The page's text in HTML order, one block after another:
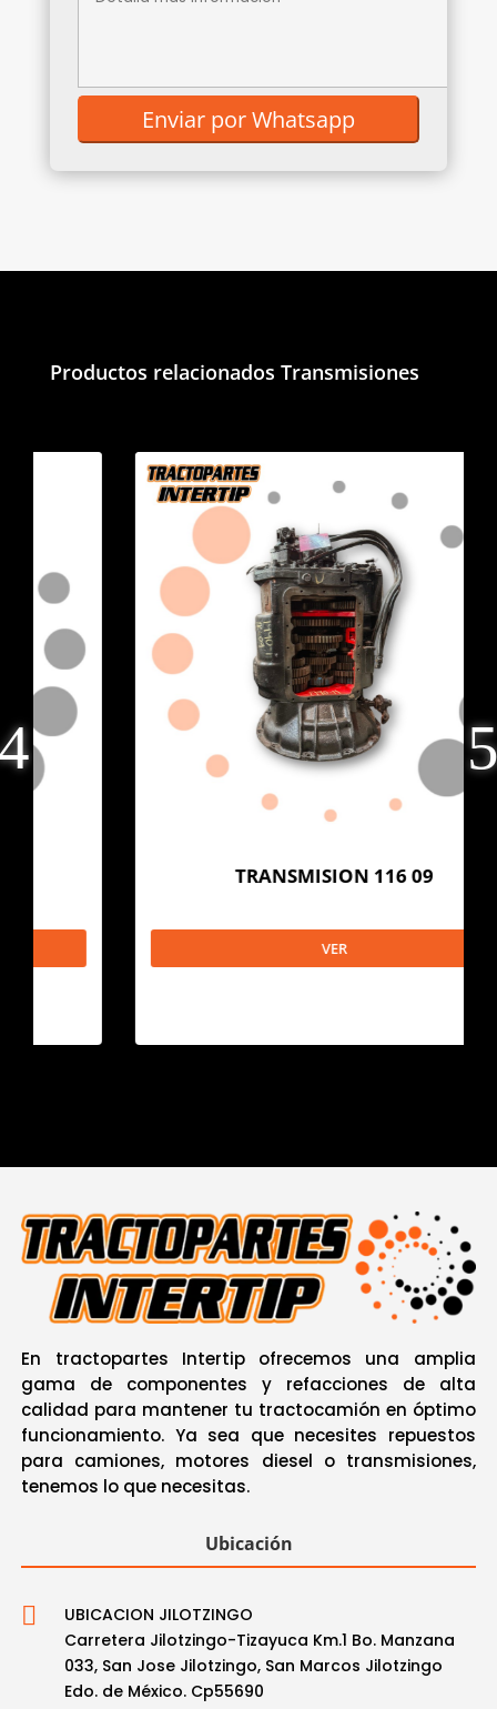
Productos relacionados Transmisiones
TRANSMISION 116 09
En tractopartes Intertip ofrecemos una amplia
gama de componentes y refacciones de alta
calidad para mantener tu tractocamión en óptimo
funcionamiento. Ya sea que necesites repuestos
para camiones, motores diesel o transmisiones,
tenemos lo que necesitas.
Ubicación

UBICACION JILOTZINGO
Carretera Jilotzingo-Tizayuca Km.1 Bo. Manzana
033, San Jose Jilotzingo, San Marcos Jilotzingo
Edo. de México. Cp55690